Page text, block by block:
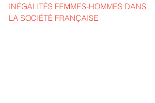
INÉGALITÉS FEMMES-HOMMES DANS
LA SOCIÉTÉ FRANÇAISE